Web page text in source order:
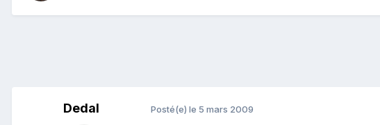
Dedal Posté(e) le 5 mars 2009